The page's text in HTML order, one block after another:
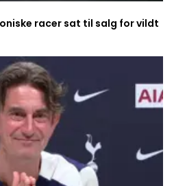
racer sat til salg for vildt